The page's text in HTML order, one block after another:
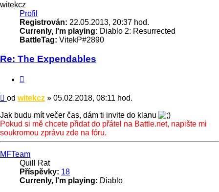
witekcz
Profil
Registrován: 22.05.2013, 20:37 hod.
Currenly, I'm playing: Diablo 2: Resurrected
BattleTag: VitekP#2890
Re: The Expendables
Příspěvek
od witekcz » 05.02.2018, 08:11 hod.
Jak budu mít večer čas, dám ti invite do klanu
Pokud si mě chcete přidat do přátel na Battle.net, napište mi
soukromou zprávu zde na fóru.
Nahoru
MFTeam
Quill Rat
Příspěvky: 18
Currenly, I'm playing: Diablo